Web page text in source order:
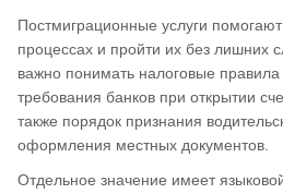
Постмиграционные услуги
процессах и пройти их без лишних
важно понимать налоговые правила
требования банков при открытии
также порядок признания
оформления местных документов.
Отдельное значение имеет